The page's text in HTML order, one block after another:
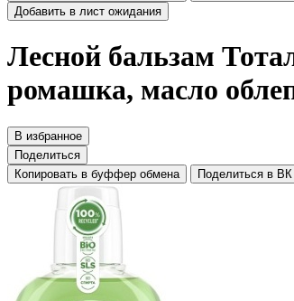
Добавить в лист ожидания
Лесной бальзам
ромашка, масло
В избранное
Поделиться
Копировать в буффер обмена
Поделиться в ВК